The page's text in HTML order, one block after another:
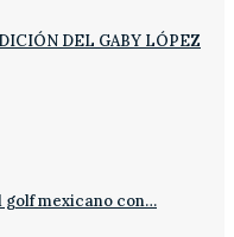
DEL GABY LÓPEZ
golf mexicano con…